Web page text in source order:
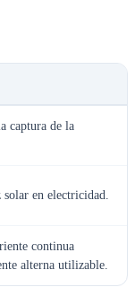
captura de la
en electricidad.
continua
alterna utilizable.